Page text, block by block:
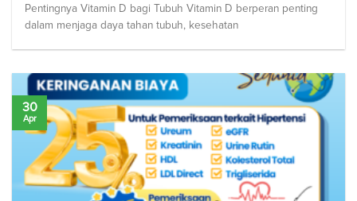
Pentingnya Vitamin D bagi Tubuh Vitamin D berperan penting
dalam menjaga daya tahan tubuh, kesehatan
30
Apr